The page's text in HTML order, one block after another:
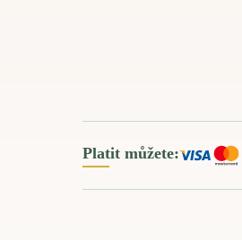
Platit můžete: